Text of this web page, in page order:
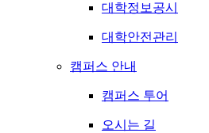
대학정보공시
대학안전관리
캠퍼스 안내
캠퍼스 투어
오시는 길